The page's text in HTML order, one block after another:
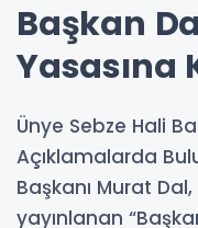
Başkan
Yasasına
Ünye Sebze Hali
Açıklamalarda
Başkanı Murat
yayınlanan